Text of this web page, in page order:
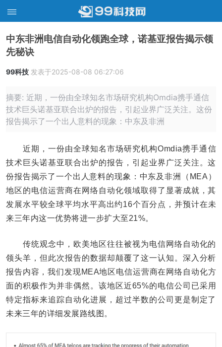
中东非洲电信自动化领跑全球，诺基亚报告揭示领
先秘诀
99科技 发表于2025-08-08 06:27:06
摘要: 近期，一份由全球知名市场研究机构Omdia携手通信
技术巨头诺基亚联合出炉的报告，引起业界广泛关注。这份
报告揭示了一个出人意料的现象：中东及非洲
近期，一份由全球知名市场研究机构Omdia携手通信
技术巨头诺基亚联合出炉的报告，引起业界广泛关注。这
份报告揭示了一个出人意料的现象：中东及非洲（MEA）
地区的电信运营商在网络自动化领域取得了显著成就，其
发展水平较全球平均水平高出约16个百分点，并预计在未
来三年内这一优势将进一步扩大至21%。
传统观念中，欧美地区往往被视为电信网络自动化的
领头羊，但此次报告的数据却颠覆了这一认知。深入分析
报告内容，我们发现MEA地区电信运营商在网络自动化方
面的积极作为并非偶然。该地区近65%的电信公司已采用
特定指标来追踪自动化进展，超过半数的公司更是制定了
未来三年的详细发展路线图。